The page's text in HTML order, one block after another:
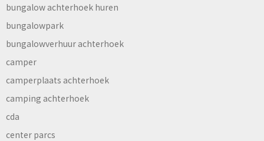
bungalow achterhoek huren
bungalowpark
bungalowverhuur achterhoek
camper
camperplaats achterhoek
camping achterhoek
cda
center parcs